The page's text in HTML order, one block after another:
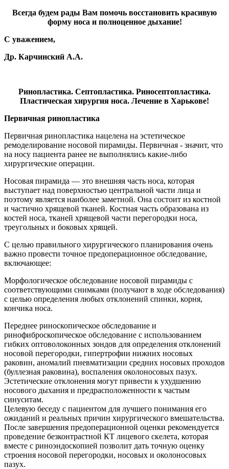
Всегда будем рады Вам помочь восстановить красивую
форму носа и полноценное дыхание!
С уважением,
Др. Карчинский А.А.
Ринопластика. Септопластика. Риносептопластика.
Пластическая хирургия носа. Лечение в Харькове!
Первичная ринопластика
Первичная ринопластика нацелена на эстетическое
ремоделирование носовой пирамиды. Первичная - значит, что
на носу пациента ранее не выполнялись какие-либо
хирургические операции.
Носовая пирамида — это внешняя часть носа, которая
выступает над поверхностью центральной части лица и
поэтому является наиболее заметной. Она состоит из костной
и частично хрящевой тканей. Костная часть образована из
костей носа, тканей хрящевой части перегородки носа,
треугольных и боковых хрящей.
С целью правильного хирургического планирования очень
важно провести точное предоперационное обследование,
включающее:
Морфологическое обследование носовой пирамиды с
соответствующими снимками (получают в ходе обследования)
с целью определения любых отклонений спинки, корня,
кончика носа.
Переднее риноскопическое обследование и
ринофиброскопическое обследование с использованием
гибких оптоволоконных зондов для определения отклонений
носовой перегородки, гипертрофии нижних носовых
раковин, аномалий пневматизации средних носовых проходов
(буллезная раковина), воспаления околоносовых пазух.
Эстетические отклонения могут привести к ухудшению
носового дыхания и предрасположенности к частым
синуситам.
Целевую беседу с пациентом для лучшего понимания его
ожиданий и реальных причин хирургического вмешательства.
После завершения предоперационной оценки рекомендуется
проведение безконтрастной КТ лицевого скелета, которая
вместе с риноэндоскопией позволит дать точную оценку
строения носовой перегородки, носовых и околоносовых
пазух.